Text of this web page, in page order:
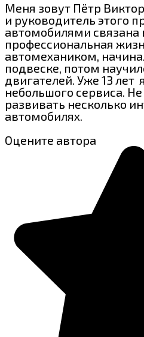
Меня зовут Пётр
и руководитель этого
автомобилями связана
профессиональная
автомехаником,
подвеске, потом
двигателей. Уже 13
небольшого сервиса.
развивать несколько
автомобилях.
Оцените автора